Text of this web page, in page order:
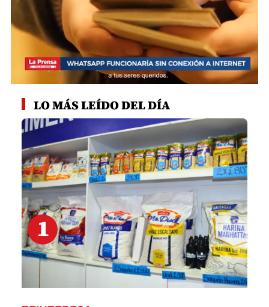
seconds
seconds
LO MÁS LEÍDO DEL DÍA
1